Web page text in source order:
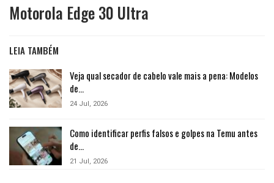
Motorola Edge 30 Ultra
LEIA TAMBÉM
Veja qual secador de cabelo vale mais a pena: Modelos
de…
24 Jul, 2026
Como identificar perfis falsos e golpes na Temu antes
de…
21 Jul, 2026